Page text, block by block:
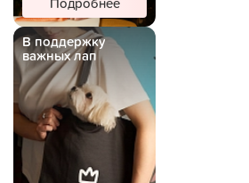
Подробнее
В поддержку
важных лап